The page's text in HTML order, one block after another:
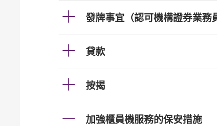
發牌事宜（認可機構證券業務
貸款
按揭
加強櫃員機服務的保安措施